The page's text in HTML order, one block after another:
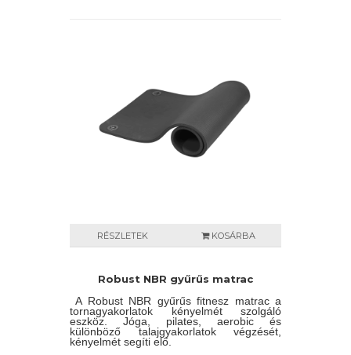
RÉSZLETEK KOSÁRBA
Robust NBR gyűrűs matrac
A Robust NBR gyűrűs fitnesz matrac a
tornagyakorlatok kényelmét szolgáló
eszköz. Jóga, pilates, aerobic és
különböző talajgyakorlatok végzését,
kényelmét segíti elő.